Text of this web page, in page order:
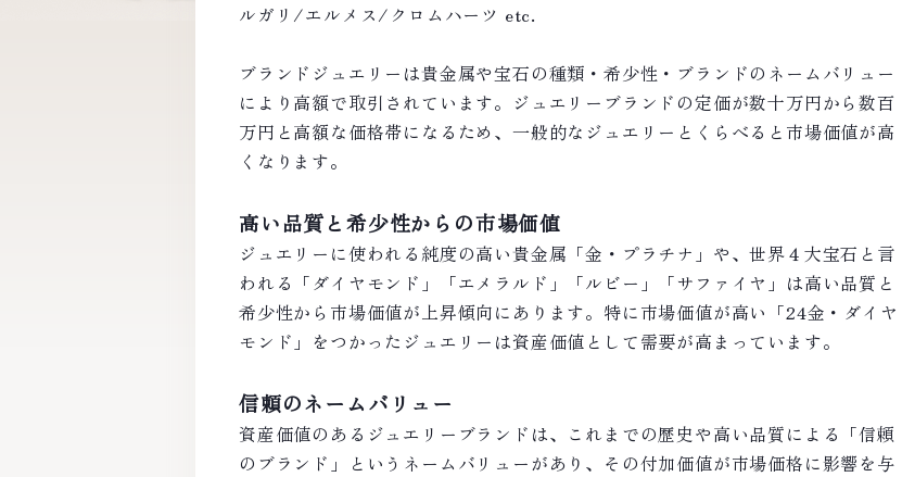
ルガリ/エルメス/クロムハーツ etc.
ブランドジュエリーは貴金属や宝石の種類・希少性・ブランドのネームバリュー
により高額で取引されています。ジュエリーブランドの定価が数十万円から数百
万円と高額な価格帯になるため、一般的なジュエリーとくらべると市場価値が高
くなります。
高い品質と希少性からの市場価値
ジュエリーに使われる純度の高い貴金属「金・プラチナ」や、世界４大宝石と言
われる「ダイヤモンド」「エメラルド」「ルビー」「サファイヤ」は高い品質と
希少性から市場価値が上昇傾向にあります。特に市場価値が高い「24金・ダイヤ
モンド」をつかったジュエリーは資産価値として需要が高まっています。
信頼のネームバリュー
資産価値のあるジュエリーブランドは、これまでの歴史や高い品質による「信頼
のブランド」というネームバリューがあり、その付加価値が市場価格に影響を与